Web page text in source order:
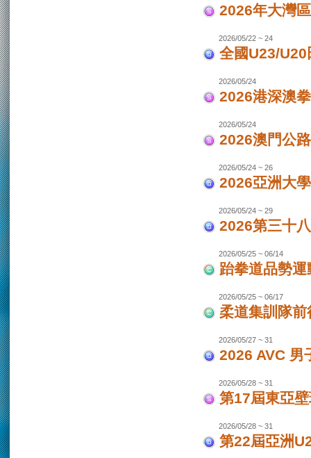
2026年大灣
2026/05/22 ~ 24
全國U23/
2026/05/24
2026港深澳
2026/05/24
2026澳門公
2026/05/24 ~ 26
2026亞洲大
2026/05/24 ~ 29
2026第三十
2026/05/25 ~ 06/14
跆拳道品勢
2026/05/25 ~ 06/17
柔道集訓隊
2026/05/27 ~ 31
2026 AVC 男
2026/05/28 ~ 31
第17屆東亞
2026/05/28 ~ 31
第22屆亞洲